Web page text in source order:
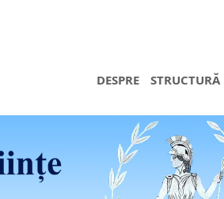
DESPRE STRUCTURĂ